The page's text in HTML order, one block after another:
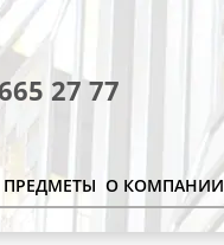
27 77
О КОМПАНИИ